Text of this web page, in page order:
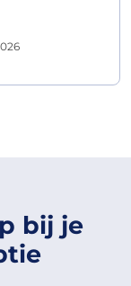
bij je